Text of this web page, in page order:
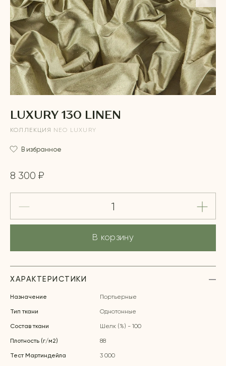
LUXURY 130 LINEN
КОЛЛЕКЦИЯ NEO LUXURY
В избранное
8 300 ₽
В корзину
ХАРАКТЕРИСТИКИ
Назначение Портьерные
Тип ткани Однотонные
Состав ткани Шелк (%) - 100
Плотность (г/м2) 88
Тест Мартиндейла 3 000